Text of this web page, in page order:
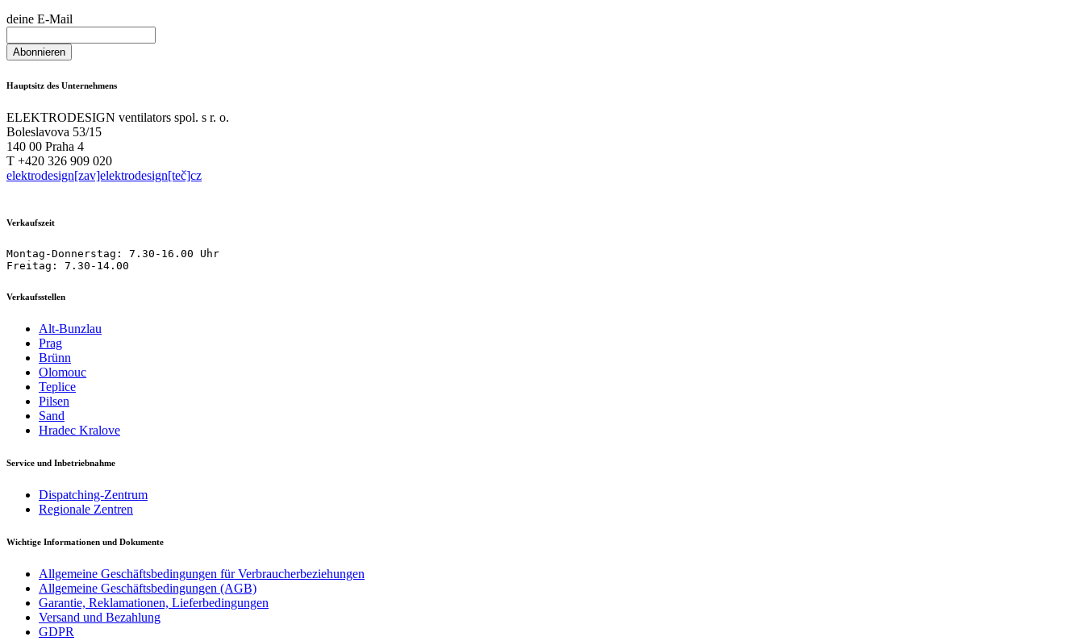
deine E-Mail
Hauptsitz des Unternehmens
ELEKTRODESIGN ventilators spol. s r. o.
Boleslavova 53/15
140 00 Praha 4
T +420 326 909 020
elektrodesign[zav]elektrodesign[teč]cz
Verkaufszeit
Montag-Donnerstag: 7.30-16.00 Uhr
Freitag: 7.30-14.00
Verkaufsstellen
Alt-Bunzlau
Prag
Brünn
Olomouc
Teplice
Pilsen
Sand
Hradec Kralove
Service und Inbetriebnahme
Dispatching-Zentrum
Regionale Zentren
Wichtige Informationen und Dokumente
Allgemeine Geschäftsbedingungen für Verbraucherbeziehungen
Allgemeine Geschäftsbedingungen (AGB)
Garantie, Reklamationen, Lieferbedingungen
Versand und Bezahlung
GDPR